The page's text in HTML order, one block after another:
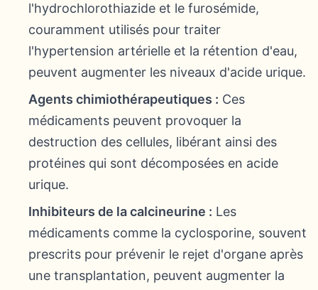
l'hydrochlorothiazide et le furosémide,
couramment utilisés pour traiter
l'hypertension artérielle et la rétention d'eau,
peuvent augmenter les niveaux d'acide urique.
Agents chimiothérapeutiques : Ces
médicaments peuvent provoquer la
destruction des cellules, libérant ainsi des
protéines qui sont décomposées en acide
urique.
Inhibiteurs de la calcineurine : Les
médicaments comme la cyclosporine, souvent
prescrits pour prévenir le rejet d'organe après
une transplantation, peuvent augmenter la